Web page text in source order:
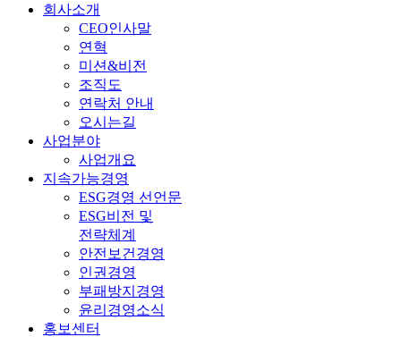
회사소개
CEO인사말
연혁
미션&비전
조직도
연락처 안내
오시는길
사업분야
사업개요
지속가능경영
ESG경영 선언문
ESG비전 및
전략체계
안전보건경영
인권경영
부패방지경영
윤리경영소식
홍보센터